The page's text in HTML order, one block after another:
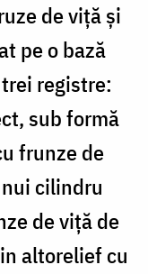
de viță și
pe o bază
registre:
sub formă
frunze de
cilindru
de viță de
altorelief cu